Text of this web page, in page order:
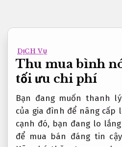
nội
DỊCH VỤ
Thu mua bình
tối ưu chi phí
Bạn đang muốn thanh
của gia đình để nâng
cạnh đó, bạn đang lo
để mua bán đáng tin